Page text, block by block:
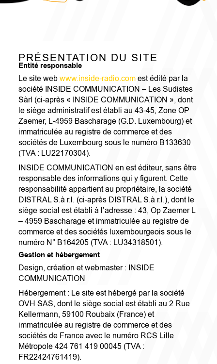
PRÉSENTATION DU SITE
Entité responsable
Le site webwww.inside-radio.comest édité par la
société INSIDE COMMUNICATION – Les Sudistes
Sàrl (ci-après « INSIDE COMMUNICATION », dont
le siège administratif est établi au 43-45, Zone OP
Zaemer, L-4959 Bascharage (G.D. Luxembourg) et
immatriculée au registre de commerce et des
sociétés de Luxembourg sous le numéro B133630
(TVA : LU22170304).
INSIDE COMMUNICATION en est éditeur, sans être
responsable des informations qui y figurent. Cette
responsabilité appartient au propriétaire, la société
DISTRAL S.à r.l. (ci-après DISTRAL S.à r.l.), dont le
siège social est établi à l’adresse : 43, Op Zaemer L
– 4959 Bascharage et immatriculée au registre de
commerce et des sociétés luxembourgeois sous le
numéro N° B164205 (TVA : LU34318501).
Gestion et hébergement
Design, création et webmaster : INSIDE
COMMUNICATION
Hébergement : Le site est hébergé par la société
OVH SAS, dont le siège social est établi au 2 Rue
Kellermann, 59100 Roubaix (France) et
immatriculée au registre de commerce et des
sociétés de France avec le numéro RCS Lille
Métropole 424 761 419 00045 (TVA :
FR22424761419).